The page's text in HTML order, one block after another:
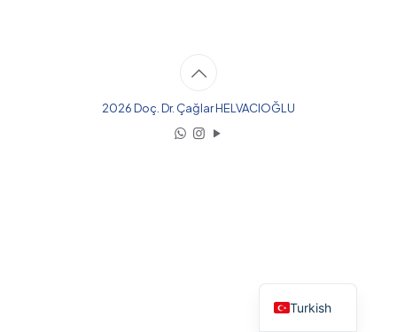
2026 Doç. Dr. Çağlar HELVACIOĞLU
Turkish